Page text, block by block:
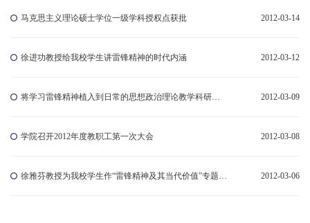
马克思主义理论硕士学位一级学科授权点获批 2012-03-14
徐进功教授给我校学生讲雷锋精神的时代内涵 2012-03-12
将学习雷锋精神植入到日常的思想政治理论教学科研中去——学院举行学习雷锋精神专题报告会 2012-03-09
学院召开2012年度教职工第一次大会 2012-03-08
徐雅芬教授为我校学生作“雷锋精神及其当代价值”专题报告 2012-03-06